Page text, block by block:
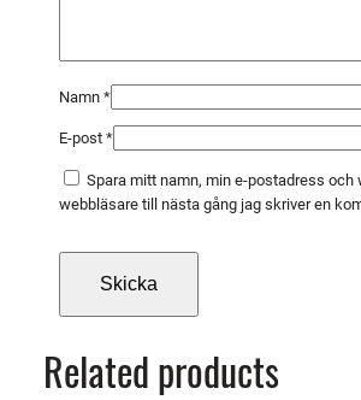
Namn *
E-post *
Spara mitt namn, min e-postadress och
webbläsare till nästa gång jag skriver en
Related products